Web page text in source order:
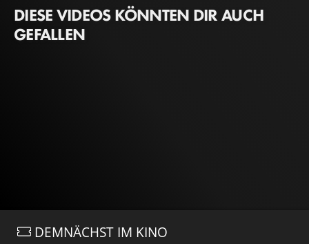
DIESE VIDEOS KÖNNTEN DIR AUCH
GEFALLEN
DEMNÄCHST IM KINO